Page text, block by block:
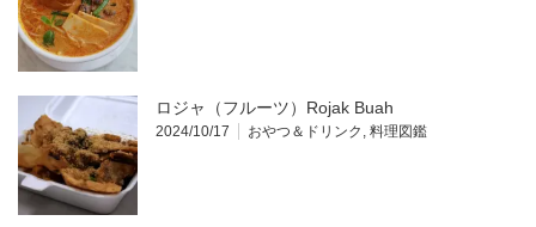
ロジャ（フルーツ）Rojak Buah
2024/10/17 おやつ＆ドリンク 料理図鑑